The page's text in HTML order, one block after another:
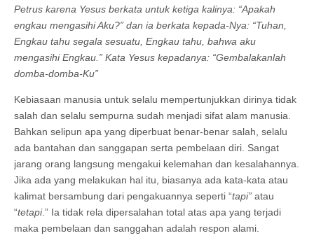
Petrus karena Yesus berkata untuk ketiga kalinya: “Apakah
engkau mengasihi Aku?” dan ia berkata kepada-Nya: “Tuhan,
Engkau tahu segala sesuatu, Engkau tahu, bahwa aku
mengasihi Engkau.” Kata Yesus kepadanya: “Gembalakanlah
domba-domba-Ku”
Kebiasaan manusia untuk selalu mempertunjukkan dirinya tidak
salah dan selalu sempurna sudah menjadi sifat alam manusia.
Bahkan selipun apa yang diperbuat benar-benar salah, selalu
ada bantahan dan sanggapan serta pembelaan diri. Sangat
jarang orang langsung mengakui kelemahan dan kesalahannya.
Jika ada yang melakukan hal itu, biasanya ada kata-kata atau
kalimat bersambung dari pengakuannya seperti “tapi” atau
“tetapi.” Ia tidak rela dipersalahan total atas apa yang terjadi
maka pembelaan dan sanggahan adalah respon alami.